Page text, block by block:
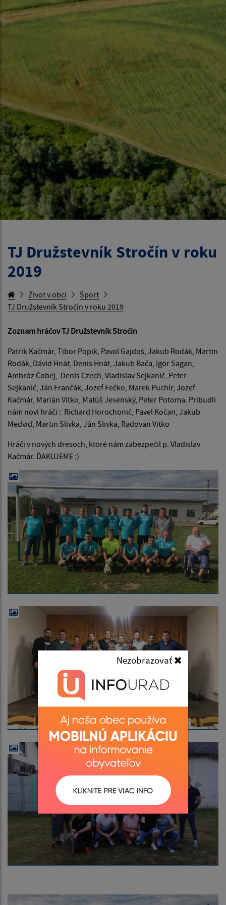
Nezobrazovať
TJ Družstevník Stročín v roku
2019
Život v obci
Šport
TJ Družstevník Stročín v roku 2019
Zoznam hráčov TJ Družstevník Stročín
Patrik Kačmár, Tibor Popik, Pavol Gajdoš, Jakub Rodák, Martin
Rodák, Dávid Hnát, Denis Hnát, Jakub Bača, Igor Sagan,
Ambróz Čobej, Denis Czech, Vladislav Sejkanič, Peter
Sejkanič, Ján Frančák, Jozef Fečko, Marek Puchír, Jozef
Kačmár, Marián Vitko, Matúš Jesenský, Peter Potoma. Pribudli
nám noví hráči : Richard Horochonič, Pavel Kočan, Jakub
Medviď, Martin Slivka, Ján Slivka, Radovan Vitko
Hráči v nových dresoch, ktoré nám zabezpečil p. Vladislav
Kačmár. ĎAKUJEME :)